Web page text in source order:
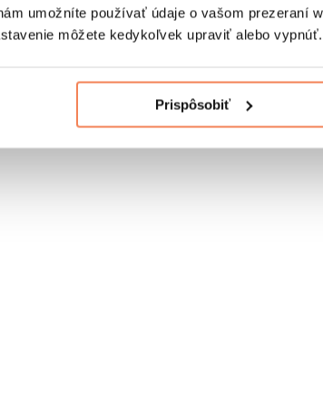
umožníte používať údaje o vašom prezeraní
môžete kedykoľvek upraviť alebo vypnúť.
Prispôsobiť